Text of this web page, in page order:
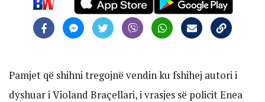
Pamjet që shihni tregojnë vendin ku fshihej autori i
dyshuar i Violand Braçellari, i vrasjes së policit Enea